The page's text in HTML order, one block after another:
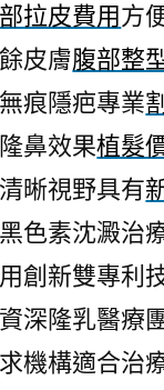
拉皮費用方
皮膚腹部整
痕隱疤專業
鼻效果植髮
晰視野具有
色素沈澱治
創新雙專利
深隆乳醫療
機構適合治